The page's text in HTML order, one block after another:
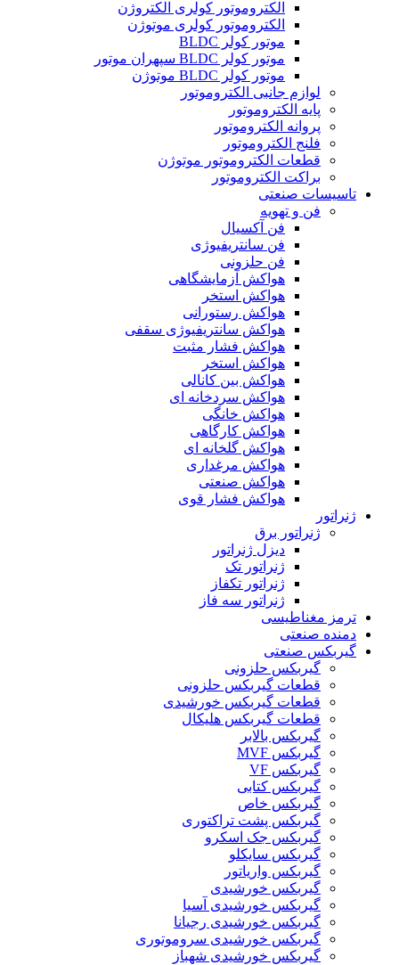
الکتروموتور کولری الکتروژن
الکتروموتور کولری موتوژن
موتور کولر BLDC
موتور کولر BLDC سپهران موتور
موتور کولر BLDC موتوژن
لوازم جانبی الکتروموتور
پایه الکتروموتور
پروانه الکتروموتور
فلنج الکتروموتور
قطعات الکتروموتور موتوژن
براکت الکتروموتور
تاسیسات صنعتی
فن و تهویه
فن آکسیال
فن سانتریفیوژی
فن حلزونی
هواکش آزمایشگاهی
هواکش استخر
هواکش رستورانی
هواکش سانتریفیوژی سقفی
هواکش فشار مثبت
هواکش استخر
هواکش بین کانالی
هواکش سردخانه ای
هواکش خانگی
هواکش کارگاهی
هواکش گلخانه ای
هواکش مرغداری
هواکش صنعتی
هواکش فشار قوی
ژنراتور
ژنراتور برق
دیزل ژنراتور
ژنراتور تک
ژنراتور تکفاز
ژنراتور سه فاز
ترمز مغناطیسی
دمنده صنعتی
گیربکس صنعتی
گیربکس حلزونی
قطعات گيربکس حلزونی
قطعات گيربکس خورشيدی
قطعات گیربکس هلیکال
گيربکس بالابر
گیربکس MVF
گیربکس VF
گیربکس کتابی
گیربکس خاص
گیربکس پشت تراکتوری
گیربکس جک اسکرو
گیربکس سایکلو
گیربکس واریاتور
گیربکس خورشیدی
گیربکس خورشیدی آسیا
گیربکس خورشیدی رجیانا
گیربکس خورشیدی سروموتوری
گیربکس خورشیدی شهباز